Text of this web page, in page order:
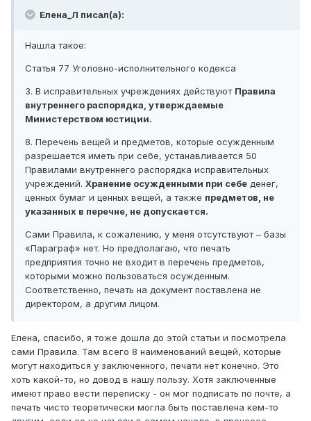
Елена_Л писал(а):
Нашла такое:
Статья 77 Уголовно-исполнительного кодекса
3. В исправительных учреждениях действуют Правила
внутреннего распорядка, утверждаемые
Министерством юстиции.
8. Перечень вещей и предметов, которые осужденным
разрешается иметь при себе, устанавливается 50
Правилами внутреннего распорядка исправительных
учреждений. Хранение осужденными при себе денег,
ценных бумаг и ценных вещей, а также предметов, не
указанных в перечне, не допускается.
Сами Правила, к сожалению, у меня отсутствуют – базы
«Параграф» нет. Но предполагаю, что печать
предприятия точно не входит в перечень предметов,
которыми можно пользоваться осужденным.
Соответственно, печать на документ поставлена не
директором, а другим лицом.
Елена, спасибо, я тоже дошла до этой статьи и посмотрела
сами Правила. Там всего 8 наименований вещей, которые
могут находиться у заключенного, печати нет конечно. Это
хоть какой-то, но довод в нашу пользу. Хотя заключенные
имеют право вести переписку - он мог подписать по почте, а
печать чисто теоретически могла быть поставлена кем-то